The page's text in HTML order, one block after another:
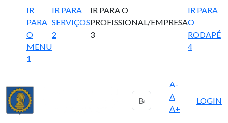
IR
PARA
O
MENU
1
IR PARA
SERVIÇOS
2
IR PARA O
PROFISSIONAL/EMPRESA
3
IR PARA
O
RODAPÉ
4
A-
A
A+
LOGIN